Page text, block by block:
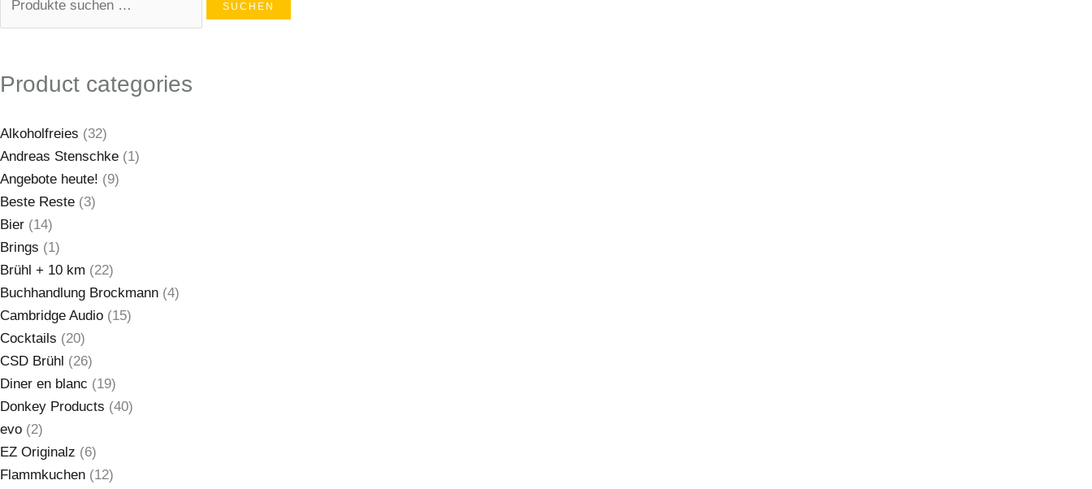
SUCHEN
Product categories
Alkoholfreies (32)
Andreas Stenschke (1)
Angebote heute! (9)
Beste Reste (3)
Bier (14)
Brings (1)
Brühl + 10 km (22)
Buchhandlung Brockmann (4)
Cambridge Audio (15)
Cocktails (20)
CSD Brühl (26)
Diner en blanc (19)
Donkey Products (40)
evo (2)
EZ Originalz (6)
Flammkuchen (12)